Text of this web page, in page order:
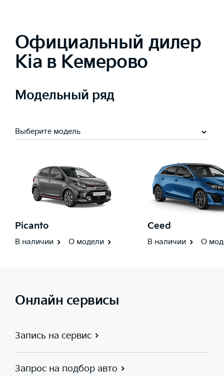
Официальный дилер
Kia в Кемерово
Модельный ряд
Выберите модель
Picanto
В наличии О модели
Ceed
В наличии О
Онлайн сервисы
Запись на сервис
Запрос на подбор авто